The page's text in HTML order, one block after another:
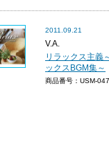
2011.09.21
V.A.
リラックス主義
ックスBGM集～
商品番号：USM-